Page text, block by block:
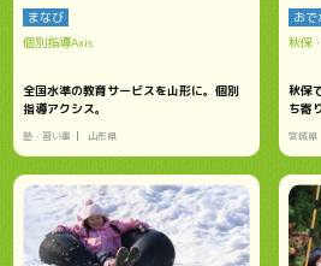
まなび
個別指導Axis
全国水準の教育サービスを山形に。個別
指導アクシス。
塾・習い事 山形県
おで
秋保
秋保
ち寄
宮城県